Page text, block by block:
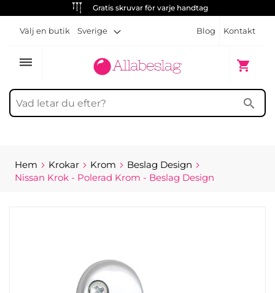
Gratis skruvar för varje handtag
Blog Kontakt
Välj en butik Sverige
dehaze shopping_cart
Min
search
Hem Krokar Krom
Beslag Design
Nissan Krok - Polerad Krom - Beslag Design